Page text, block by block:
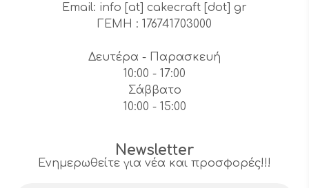
Email: info [at] cakecraft [dot] gr
ΓΕΜΗ : 176741703000
Δευτέρα - Παρασκευή
10:00 - 17:00
Σάββατο
10:00 - 15:00
Newsletter
Ενημερωθείτε για νέα και προσφορές!!!